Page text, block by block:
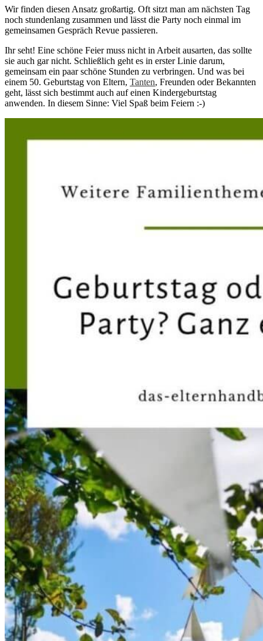
Wir finden diesen Ansatz großartig. Oft sitzt man am nächsten Tag
noch stundenlang zusammen und lässt die Party noch einmal im
gemeinsamen Gespräch Revue passieren.
Ihr seht! Eine schöne Feier muss nicht in Arbeit ausarten, das sollte
sie auch gar nicht. Schließlich geht es in erster Linie darum,
gemeinsam ein paar schöne Stunden zu verbringen. Und was bei
einem 50. Geburtstag von Eltern, Tanten, Freunden oder Bekannten
geht, lässt sich bestimmt auch auf einen Kindergeburtstag
anwenden. In diesem Sinne: Viel Spaß beim Feiern :-)